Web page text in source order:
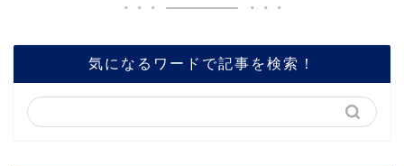
気になるワードで記事を検索！